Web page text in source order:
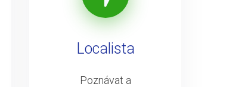
Localista
Poznávat a